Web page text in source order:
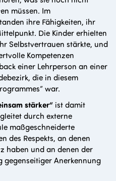
müssen. Im
ihre Fähigkeiten, ihr
Die Kinder erhielten
Selbstvertrauen stärkte, und
Kompetenzen
einer Lehrperson an einer
die in diesem
war.
stärker“ ist damit
durch externe
maßgeschneiderte
des Respekts, an denen
haben und an denen der
Anerkennung